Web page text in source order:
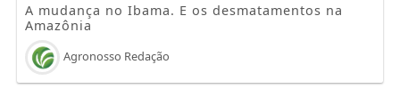
A mudança no Ibama. E os desmatamentos na
Amazônia
Agronosso Redação